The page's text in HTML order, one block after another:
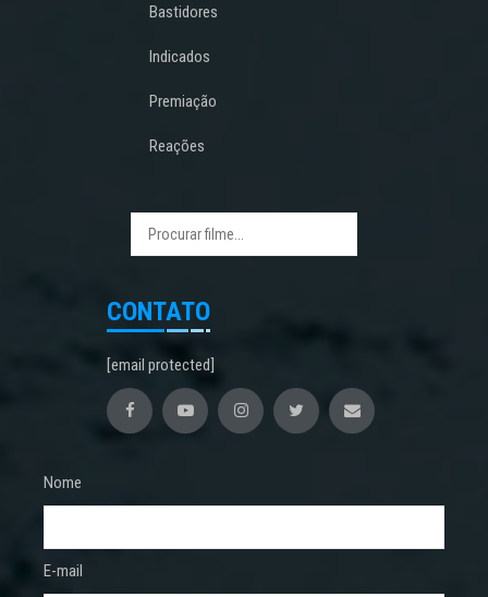
Bastidores
Indicados
Premiação
Reações
CONTATO
[email protected]
Nome
E-mail